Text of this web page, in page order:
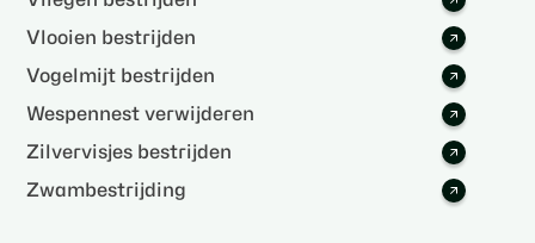
Vlooien bestrijden
Vogelmijt bestrijden
Wespennest verwijderen
Zilvervisjes bestrijden
Zwambestrijding